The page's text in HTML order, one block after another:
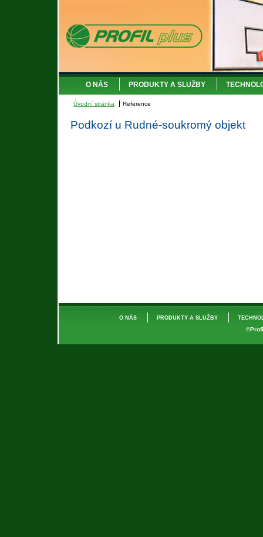
O NÁS PRODUKTY A SLUŽBY
Úvodní stránka Reference
Podkozí u Rudné-soukromý objekt
O NÁS PRODUKTY A SLUŽBY
©